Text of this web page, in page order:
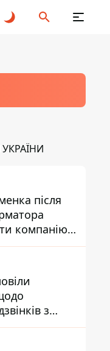
після
компанію-
з
СІЗО так,
не зрозумів